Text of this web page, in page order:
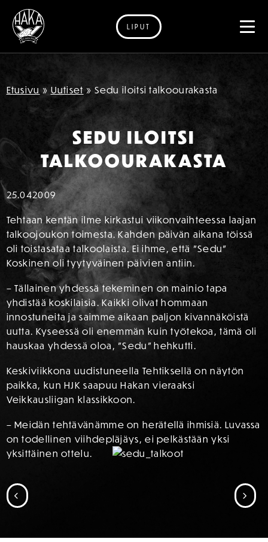
Siirry sisältöön
LIPUT
Etusivu » Uutiset » Sedu iloitsi talkoourakasta
SEDU ILOITSI
TALKOOURAKASTA
25.042009
Tehtaan kentän ilme kirkastui viikonvaihteessa laajan
talkoojoukon toimesta. Kahden päivän aikana töissä
oli toistasataa talkoolaista. Ei ihme, että ”Sedu”
Koskinen oli tyytyväinen päivien antiin.
– Tällainen yhdessä tekeminen on mainio tapa
yhdistää koskilaisia. Kaikki olivat hommaan
innostuneita ja saimme aikaan paljon kivannäköistä
uutta. Kyseessä oli enemmän kuin työtekoa, tämä oli
hauskaa yhdessä oloa, ”Sedu” hehkutti.
Keskiviikkona uudistuneella Tehtiksellä on näytön
paikka, kun HJK saapuu Hakan vieraaksi
Veikkausliigan klassikkoon.
– Meidän tehtävänämme on herätellä ihmisiä. Luvassa
on todellinen viihdepläjäys, ei pelkästään yksi
yksittäinen ottelu.
SIIRRY EDELLISEEN